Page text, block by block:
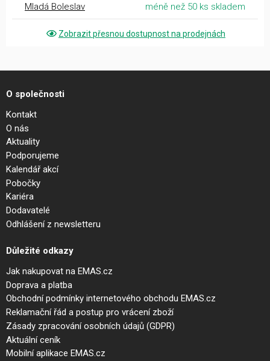
Mladá Boleslav méně než 50 ks skladem
Zobrazit přesnou dostupnost na prodejnách
O společnosti
Kontakt
O nás
Aktuality
Podporujeme
Kalendář akcí
Pobočky
Kariéra
Dodavatelé
Odhlášení z newsletteru
Důležité odkazy
Jak nakupovat na EMAS.cz
Doprava a platba
Obchodní podmínky internetového obchodu EMAS.cz
Reklamační řád a postup pro vrácení zboží
Zásady zpracování osobních údajů (GDPR)
Aktuální ceník
Mobilní aplikace EMAS.cz